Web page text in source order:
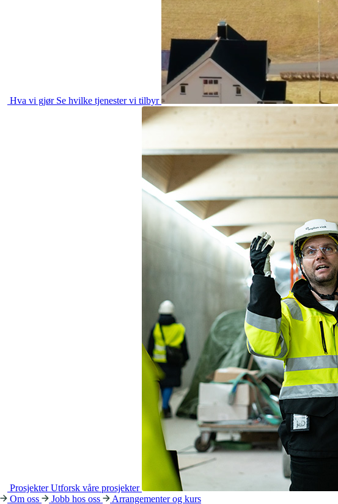
Hva vi gjør Se hvilke tjenester vi tilbyr
ProsjekterUtforsk våre prosjekter
Om oss
Jobb hos oss
Arrangementer og kurs